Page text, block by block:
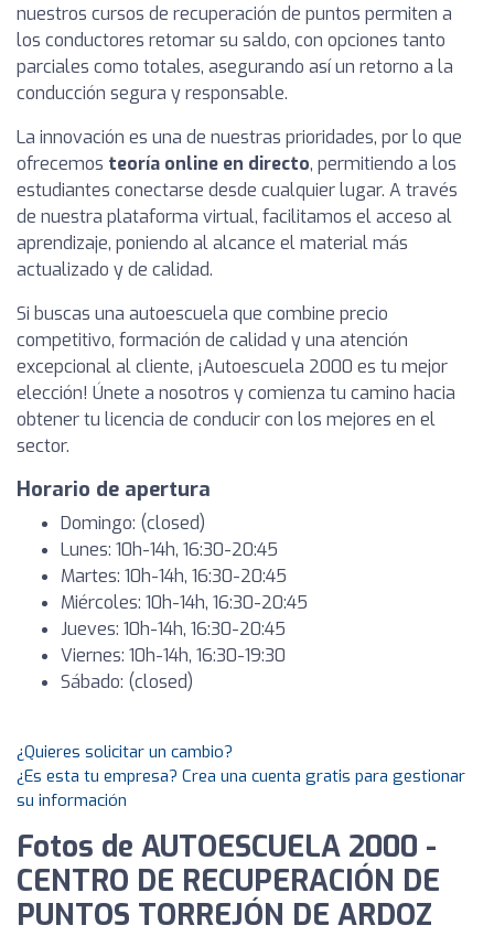
nuestros cursos de recuperación de puntos permiten a
los conductores retomar su saldo, con opciones tanto
parciales como totales, asegurando así un retorno a la
conducción segura y responsable.
La innovación es una de nuestras prioridades, por lo que
ofrecemos teoría online en directo, permitiendo a los
estudiantes conectarse desde cualquier lugar. A través
de nuestra plataforma virtual, facilitamos el acceso al
aprendizaje, poniendo al alcance el material más
actualizado y de calidad.
Si buscas una autoescuela que combine precio
competitivo, formación de calidad y una atención
excepcional al cliente, ¡Autoescuela 2000 es tu mejor
elección! Únete a nosotros y comienza tu camino hacia
obtener tu licencia de conducir con los mejores en el
sector.
Horario de apertura
Domingo: (closed)
Lunes: 10h-14h, 16:30-20:45
Martes: 10h-14h, 16:30-20:45
Miércoles: 10h-14h, 16:30-20:45
Jueves: 10h-14h, 16:30-20:45
Viernes: 10h-14h, 16:30-19:30
Sábado: (closed)
¿Quieres solicitar un cambio?
¿Es esta tu empresa? Crea una cuenta gratis para gestionar
su información
Fotos de AUTOESCUELA 2000 -
CENTRO DE RECUPERACIÓN DE
PUNTOS TORREJÓN DE ARDOZ